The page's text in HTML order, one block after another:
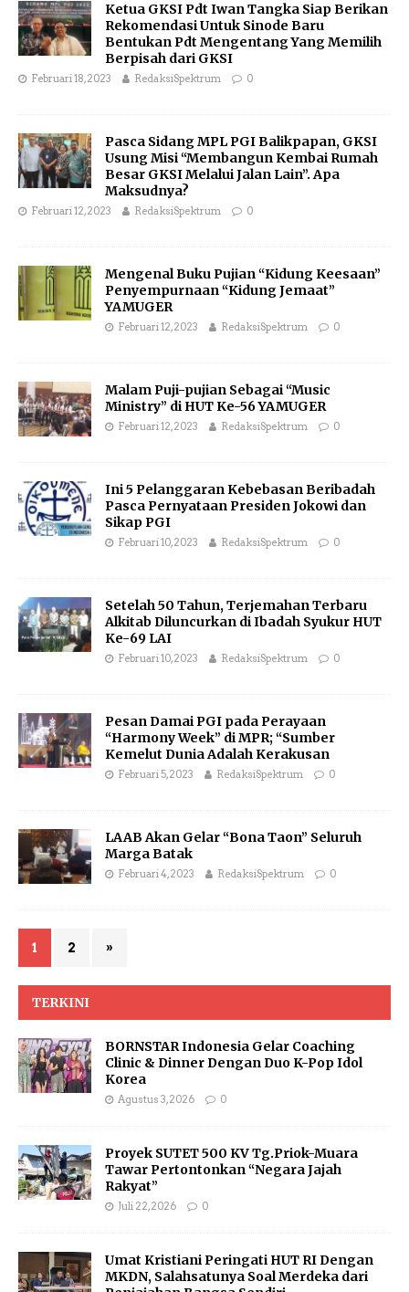
Ketua GKSI Pdt Iwan Tangka Siap Berikan
Rekomendasi Untuk Sinode Baru
Bentukan Pdt Mengentang Yang Memilih
Berpisah dari GKSI
Februari 18, 2023 RedaksiSpektrum 0
Pasca Sidang MPL PGI Balikpapan, GKSI
Usung Misi “Membangun Kembai Rumah
Besar GKSI Melalui Jalan Lain”. Apa
Maksudnya?
Februari 12, 2023 RedaksiSpektrum 0
Mengenal Buku Pujian “Kidung Keesaan”
Penyempurnaan “Kidung Jemaat”
YAMUGER
Februari 12, 2023 RedaksiSpektrum 0
Malam Puji-pujian Sebagai “Music
Ministry” di HUT Ke-56 YAMUGER
Februari 12, 2023 RedaksiSpektrum 0
Ini 5 Pelanggaran Kebebasan Beribadah
Pasca Pernyataan Presiden Jokowi dan
Sikap PGI
Februari 10, 2023 RedaksiSpektrum 0
Setelah 50 Tahun, Terjemahan Terbaru
Alkitab Diluncurkan di Ibadah Syukur HUT
Ke-69 LAI
Februari 10, 2023 RedaksiSpektrum 0
Pesan Damai PGI pada Perayaan
“Harmony Week” di MPR; “Sumber
Kemelut Dunia Adalah Kerakusan
Februari 5, 2023 RedaksiSpektrum 0
LAAB Akan Gelar “Bona Taon” Seluruh
Marga Batak
Februari 4, 2023 RedaksiSpektrum 0
1 2 »
TERKINI
BORNSTAR Indonesia Gelar Coaching
Clinic & Dinner Dengan Duo K-Pop Idol
Korea
Agustus 3, 2026 0
Proyek SUTET 500 KV Tg.Priok-Muara
Tawar Pertontonkan “Negara Jajah
Rakyat”
Juli 22, 2026 0
Umat Kristiani Peringati HUT RI Dengan
MKDN, Salahsatunya Soal Merdeka dari